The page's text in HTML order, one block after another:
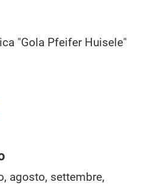
"Gola Pfeifer Huisele"
agosto, settembre,